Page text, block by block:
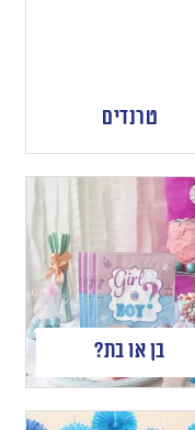
טרנדים
בן או בת?